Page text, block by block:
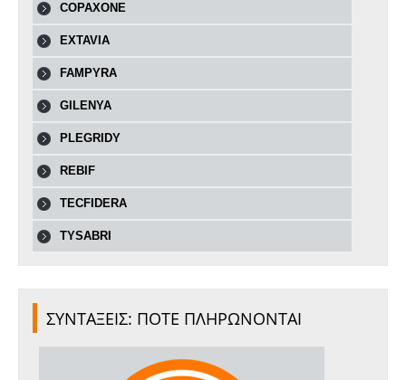
COPAXONE
EXTAVIA
FAMPYRA
GILENYA
PLEGRIDY
REBIF
TECFIDERA
TYSABRI
ΣΥΝΤΑΞΕΙΣ: ΠΟΤΕ ΠΛΗΡΩΝΟΝΤΑΙ